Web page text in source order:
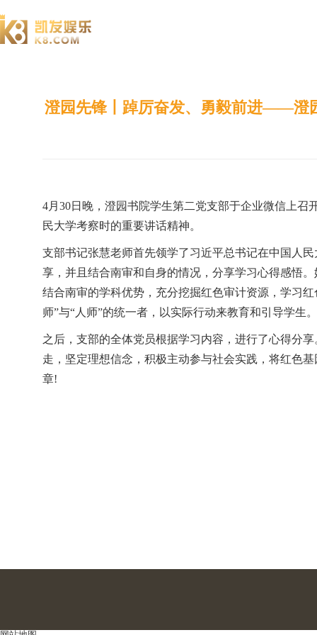
澄园先锋丨踔厉奋发、勇毅前进——澄
4月30日晚，澄园书院学生第二党支部于企业微信上
民大学考察时的重要讲话精神。
支部书记张慧老师首先领学了习近平总书记在中国人
享，并且结合南审和自身的情况，分享学习心得感悟
结合南审的学科优势，充分挖掘红色审计资源，学习
师”与“人师”的统一者，以实际行动来教育和引导学生。
之后，支部的全体党员根据学习内容，进行了心得分
走，坚定理想信念，积极主动参与社会实践，将红色
章!